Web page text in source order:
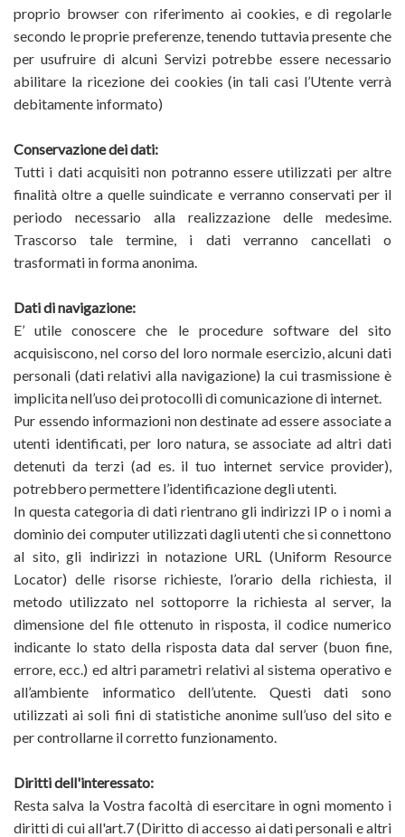
proprio browser con riferimento ai cookies, e di regolarle
secondo le proprie preferenze, tenendo tuttavia presente che
per usufruire di alcuni Servizi potrebbe essere necessario
abilitare la ricezione dei cookies (in tali casi l’Utente verrà
debitamente informato)
Conservazione dei dati:
Tutti i dati acquisiti non potranno essere utilizzati per altre
finalità oltre a quelle suindicate e verranno conservati per il
periodo necessario alla realizzazione delle medesime.
Trascorso tale termine, i dati verranno cancellati o
trasformati in forma anonima.
Dati di navigazione:
E’ utile conoscere che le procedure software del sito
acquisiscono, nel corso del loro normale esercizio, alcuni dati
personali (dati relativi alla navigazione) la cui trasmissione è
implicita nell’uso dei protocolli di comunicazione di internet.
Pur essendo informazioni non destinate ad essere associate a
utenti identificati, per loro natura, se associate ad altri dati
detenuti da terzi (ad es. il tuo internet service provider),
potrebbero permettere l’identificazione degli utenti.
In questa categoria di dati rientrano gli indirizzi IP o i nomi a
dominio dei computer utilizzati dagli utenti che si connettono
al sito, gli indirizzi in notazione URL (Uniform Resource
Locator) delle risorse richieste, l’orario della richiesta, il
metodo utilizzato nel sottoporre la richiesta al server, la
dimensione del file ottenuto in risposta, il codice numerico
indicante lo stato della risposta data dal server (buon fine,
errore, ecc.) ed altri parametri relativi al sistema operativo e
all’ambiente informatico dell’utente. Questi dati sono
utilizzati ai soli fini di statistiche anonime sull’uso del sito e
per controllarne il corretto funzionamento.
Diritti dell'interessato:
Resta salva la Vostra facoltà di esercitare in ogni momento i
diritti di cui all'art.7 (Diritto di accesso ai dati personali e altri